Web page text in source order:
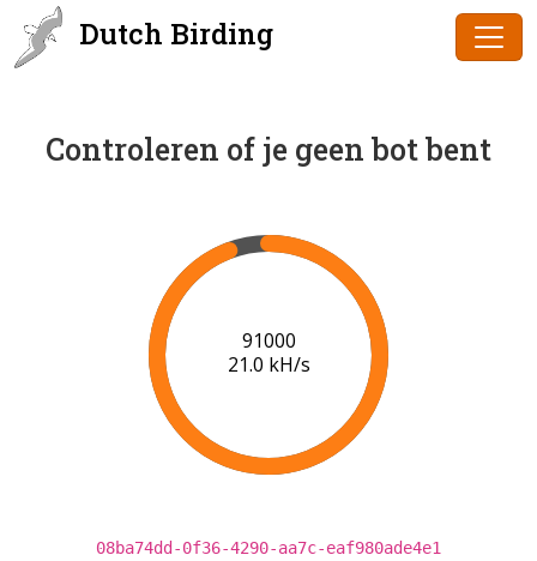
Dutch Birding
Controleren of je geen bot bent
91000
21.0 kH/s
08ba74dd-0f36-4290-aa7c-eaf980ade4e1